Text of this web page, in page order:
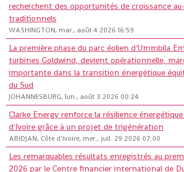
recherchent des opportunités de croissance
traditionnels
WASHINGTON, mar., août 4 2026 16:59
La première phase du parc éolien d'Ummbila
turbines Goldwind, devient opérationnelle,
importante dans la transition énergétique
du Sud
JOHANNESBURG, lun., août 3 2026 00:24
Clarke Energy renforce la résilience
d'Ivoire grâce à un projet de trigénération
ABIDJAN, Côte d'Ivoire, mer., juil. 29 2026 07:00
Les remarquables résultats enregistrés au
2026 par le Centre financier international de